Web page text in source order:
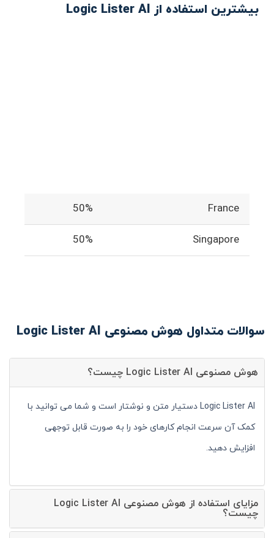
بیشترین استفاده از Logic Lister AI
France
50%
Singapore
50%
سوالات متداول هوش مصنوعی Logic Lister AI
هوش مصنوعی Logic Lister AI چیست؟
Logic Lister AI دستیار متن و نوشتار است و شما می توانید با
کمک آن سرعت انجام کارهای خود را به صورت قابل توجهی
افزایش دهید.
مزایای استفاده از هوش مصنوعی Logic Lister AI
چیست؟